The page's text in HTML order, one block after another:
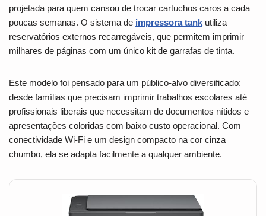
projetada para quem cansou de trocar cartuchos caros a cada
poucas semanas. O sistema de impressora tank utiliza
reservatórios externos recarregáveis, que permitem imprimir
milhares de páginas com um único kit de garrafas de tinta.
Este modelo foi pensado para um público-alvo diversificado:
desde famílias que precisam imprimir trabalhos escolares até
profissionais liberais que necessitam de documentos nítidos e
apresentações coloridas com baixo custo operacional. Com
conectividade Wi-Fi e um design compacto na cor cinza
chumbo, ela se adapta facilmente a qualquer ambiente.